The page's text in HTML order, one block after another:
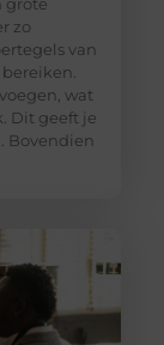
zo
van
wat
Dit geeft je
Bovendien